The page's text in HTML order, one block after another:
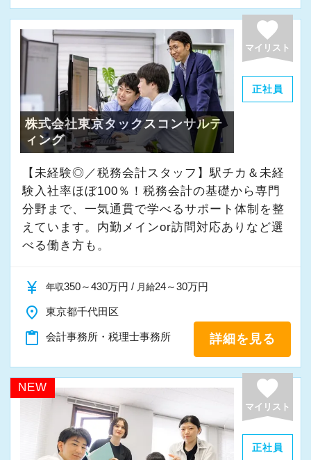
経験やスキルももちろん重要ですが、それ以上
に周囲への思いやりや感謝の気持ちを持ち、誠
実に仕事へ向き合える方と一緒に働きたいと考
えています。
・素直な姿勢で新しいことを学べる方
・周囲と協力しながら業務を進められる方
・お客様や仲間に対して誠実に対応できる方
・成長意欲を持ち、前向きにチャレンジできる
方
また、当事務所ではDX化や業務改善などにも積
「まずはやってみる」
「新しいことにも前向きに挑戦してみる」
そんな姿勢をお持ちの方であれば、経験を活か
しながらさらに成長できる環境です。
一緒に学び、成長しながら、お客様のお役に立
てる仕事をしていきませんか。
favorite
マイリスト
正社員
株式会社東京タックスコンサルテ
ィング
【未経験◎／税務会計スタッフ】駅チカ＆未経
験入社率ほぼ100％！税務会計の基礎から専門
分野まで、一気通貫で学べるサポート体制を整
えています。内勤メインor訪問対応ありなど選
べる働き方も。
currency_yen 年収350～430万円 / 月給24～30万円
place 東京都千代田区
content_paste 会計事務所・税理士事務所 詳細を見る
NEW favorite
マイリスト
正社員